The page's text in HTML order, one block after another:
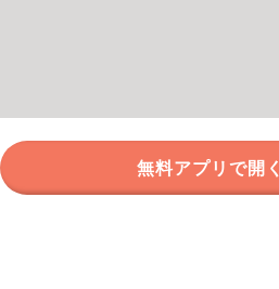
無料アプリで開く